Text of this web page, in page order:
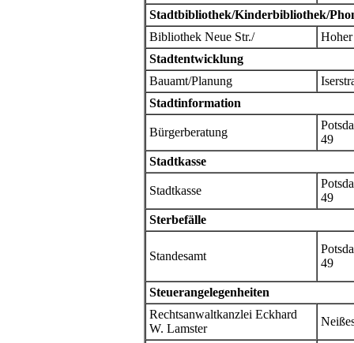
Stadtbibliothek/Kinderbibliothek/
Bibliothek Neue Str./
Stadtentwicklung
Bauamt/Planung
Stadtinformation
Bürgerberatung
49
Stadtkasse
Stadtkasse
49
Sterbefälle
Standesamt
49
Steuerangelegenheiten
Rechtsanwaltkanzlei Eckhard
W. Lamster